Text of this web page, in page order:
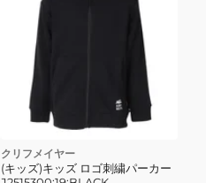
クリフメイヤー
(キッズ)キッズ ロゴ刺繍パーカー